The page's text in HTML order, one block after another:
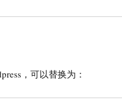
，可以替换为：